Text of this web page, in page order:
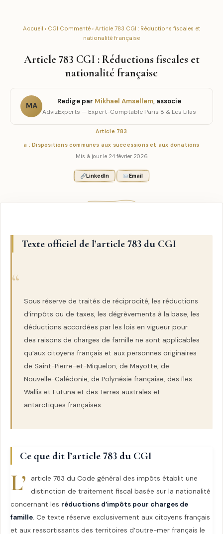
Accueil › CGI Commenté › Article 783 CGI : Réductions fiscales et
nationalité française
Article 783 CGI : Réductions fiscales et
nationalité française
MA
Redige par Mikhael Amsellem, associe
AdvizExperts — Expert-Comptable Paris 8 & Les Lilas
Article 783
a : Dispositions communes aux successions et aux donations
Mis à jour le 24 février 2026
LinkedIn Email
Texte officiel de l’article 783 du CGI
Sous réserve de traités de réciprocité, les réductions
d’impôts ou de taxes, les dégrèvements à la base, les
déductions accordées par les lois en vigueur pour
des raisons de charges de famille ne sont applicables
qu’aux citoyens français et aux personnes originaires
de Saint-Pierre-et-Miquelon, de Mayotte, de
Nouvelle-Calédonie, de Polynésie française, des îles
Wallis et Futuna et des Terres australes et
antarctiques françaises.
Ce que dit l’article 783 du CGI
L’
article 783 du Code général des impôts établit une
distinction de traitement fiscal basée sur la nationalité
concernant les réductions d’impôts pour charges de
famille. Ce texte réserve exclusivement aux citoyens français
et aux ressortissants des territoires d’outre-mer français le